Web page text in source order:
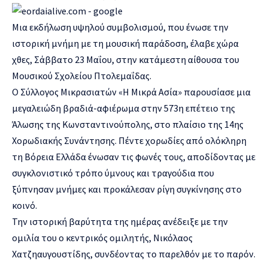
Μια εκδήλωση υψηλού συμβολισμού, που ένωσε την
ιστορική μνήμη με τη μουσική παράδοση, έλαβε χώρα
χθες, Σάββατο 23 Μαΐου, στην κατάμεστη αίθουσα του
Μουσικού Σχολείου Πτολεμαΐδας.
Ο Σύλλογος Μικρασιατών «Η Μικρά Ασία» παρουσίασε μια
μεγαλειώδη βραδιά-αφιέρωμα στην 573η επέτειο της
Άλωσης της Κωνσταντινούπολης, στο πλαίσιο της 14ης
Χορωδιακής Συνάντησης. Πέντε χορωδίες από ολόκληρη
τη Βόρεια Ελλάδα ένωσαν τις φωνές τους, αποδίδοντας με
συγκλονιστικό τρόπο ύμνους και τραγούδια που
ξύπνησαν μνήμες και προκάλεσαν ρίγη συγκίνησης στο
κοινό.
Την ιστορική βαρύτητα της ημέρας ανέδειξε με την
ομιλία του ο κεντρικός ομιλητής, Νικόλαος
Χατζηαυγουστίδης, συνδέοντας το παρελθόν με το παρόν.